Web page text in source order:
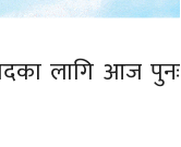
पदका लागि आज पुनः